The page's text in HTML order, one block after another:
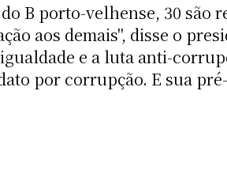
B porto-velhense, 30
aos demais", disse o
e a luta anti-
por corrupção. E sua